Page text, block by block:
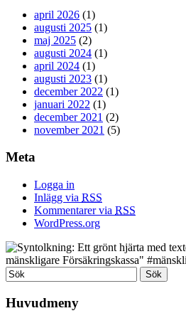
april 2026 (1)
augusti 2025 (1)
maj 2025 (2)
augusti 2024 (1)
april 2024 (1)
augusti 2023 (1)
december 2022 (1)
januari 2022 (1)
december 2021 (2)
november 2021 (5)
Meta
Logga in
Inlägg via RSS
Kommentarer via RSS
WordPress.org
Huvudmeny